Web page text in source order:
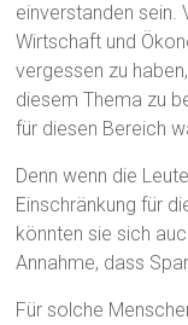
einverstanden sein.
Wirtschaft und
vergessen zu
diesem Thema zu
für diesen Bereich
Denn wenn die
Einschränkung für
könnten sie sich
Annahme, dass
Für solche